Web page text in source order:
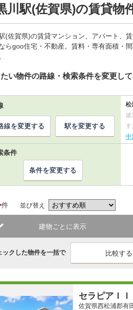
川駅(佐賀県)の賃貸物
(佐賀県)の賃貸マンション、アパート、
らgoo住宅・不動産。賃料・専有面積・
い物件の路線・検索条件を変更し
松
波
す
中
線を変更する 駅を変更する
条件
条件を変更する
件 並び替え
建物ごとに表示
ックした物件を一括で
セラピアＩＩ
佐賀県西松浦郡有